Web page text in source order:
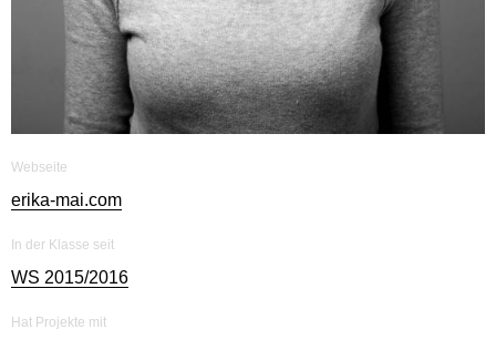
Webseite
erika-mai.com
In der Klasse seit
WS 2015/2016
Hat Projekte mit